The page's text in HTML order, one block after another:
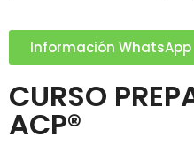
CURSO
ACP®
Información WhatsApp